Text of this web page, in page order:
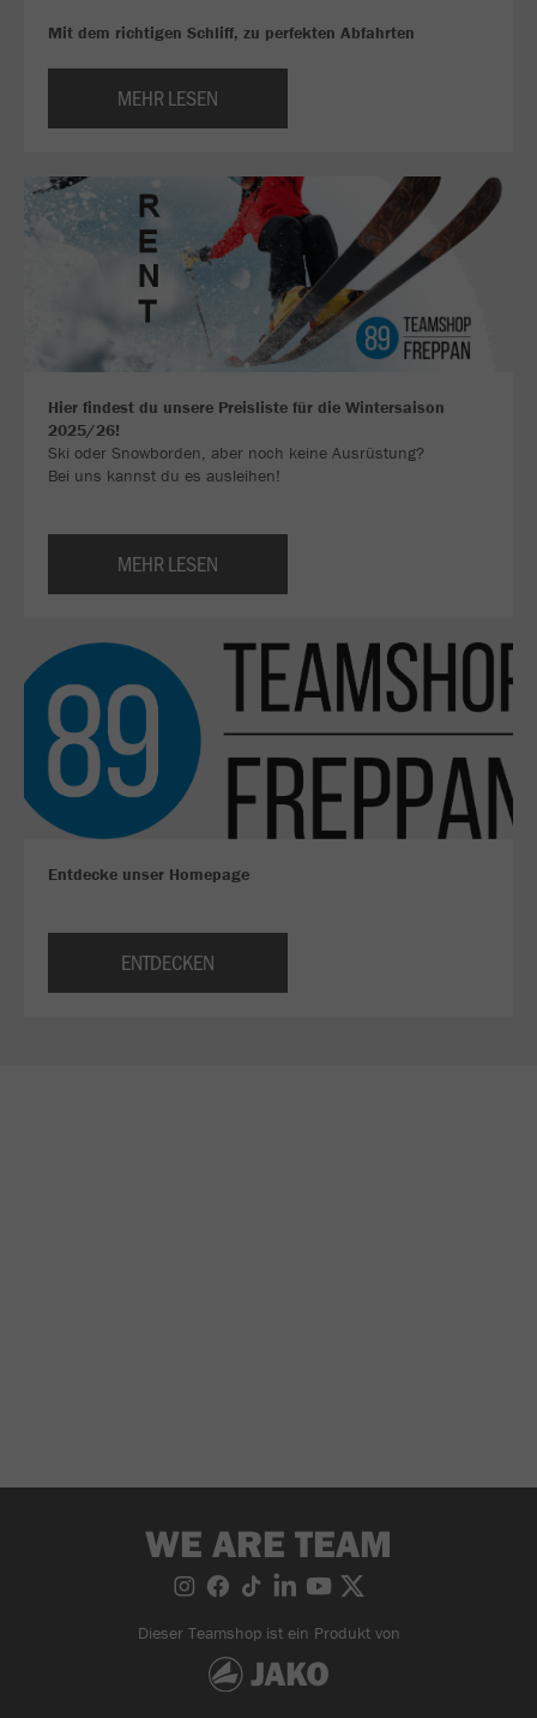
Mit dem richtigen Schliff, zu perfekten Abfahrten
MEHR LESEN
Hier findest du unsere Preisliste für die Wintersaison
2025/26!
Ski oder Snowborden, aber noch keine Ausrüstung?
Bei uns kannst du es ausleihen!
MEHR LESEN
Entdecke unser Homepage
ENTDECKEN
WE ARE TEAM
Dieser Teamshop ist ein Produkt von